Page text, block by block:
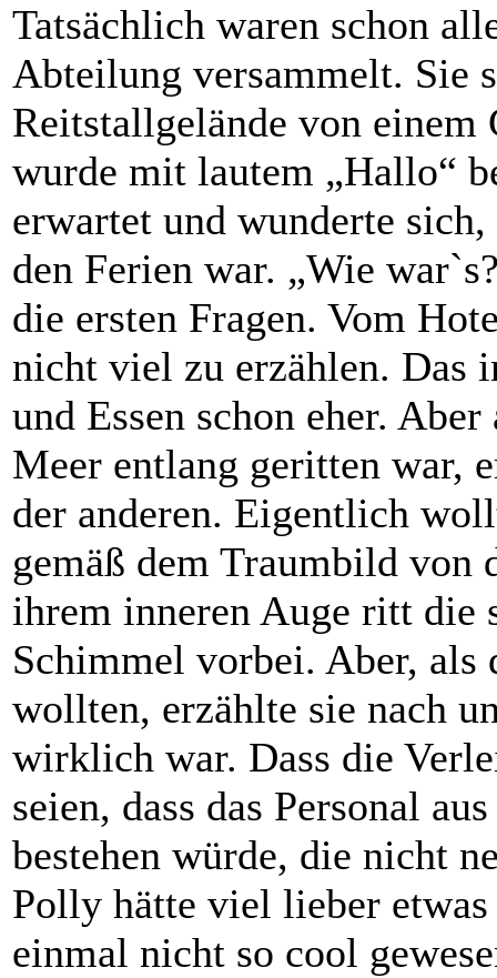
Tatsächlich waren schon
Abteilung versammelt. Sie
Reitstallgelände von
wurde mit lautem „Hallo“
erwartet und wunderte
den Ferien war. „Wie
die ersten Fragen. Vom
nicht viel zu erzählen. Das
und Essen schon eher.
Meer entlang geritten war,
der anderen. Eigentlich
gemäß dem Traumbild von
ihrem inneren Auge ritt die
Schimmel vorbei. Aber, als
wollten, erzählte sie nach
wirklich war. Dass die
seien, dass das Personal
bestehen würde, die nicht
Polly hätte viel lieber
einmal nicht so cool